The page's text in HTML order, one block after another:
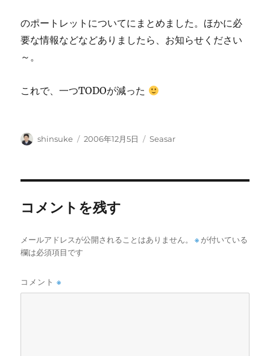
のポートレットについてにまとめました。ほかに必
要な情報などなどありましたら、お知らせください
～。
これで、一つTODOが減った
投
shinsuke
投
2006年12月5日
カ
Seasar
コメントを残す
メールアドレスが公開されることはありません。 ※が付いている
欄は必須項目です
コメント※